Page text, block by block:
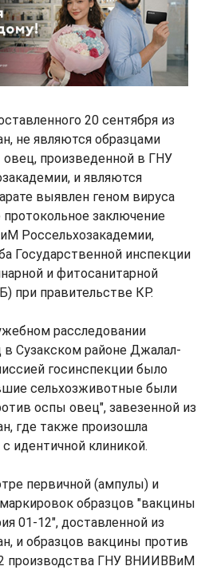
20 сентября из
не являются образцами
произведенной в ГНУ
и являются
выявлен геном вируса
протокольное заключение
Россельхозакадемии,
Государственной инспекции
и фитосанитарной
при правительстве КР.
расследовании
в Сузакском районе Джалал-
госинспекции было
сельхозживотные были
оспы овец", завезенной из
где также произошла
идентичной клиникой.
первичной (ампулы) и
образцов "вакцины
01-12", доставленной из
и образцов вакцины против
производства ГНУ ВНИИВВиМ